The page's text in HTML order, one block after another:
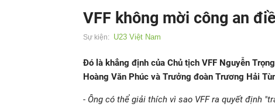
VFF không mời công an
Sự kiện: U23 Việt Nam
Đó là khẳng định của Chủ tịch VFF Nguyễn
Hoàng Văn Phúc và Trưởng đoàn Trương Hải
- Ông có thể giải thích vì sao VFF ra quyết định